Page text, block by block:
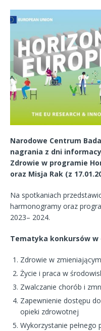
Narodowe Centrum
nagrania z dni
Zdrowie w programie
oraz Misja Rak (z
Na spotkaniach
harmonogramy oraz
2023– 2024.
Tematyka konkursów w
Zdrowie w
Życie i praca w
Zwalczanie chorób i
Zapewnienie dostępu
opieki zdrowotnej
Wykorzystanie pełnego